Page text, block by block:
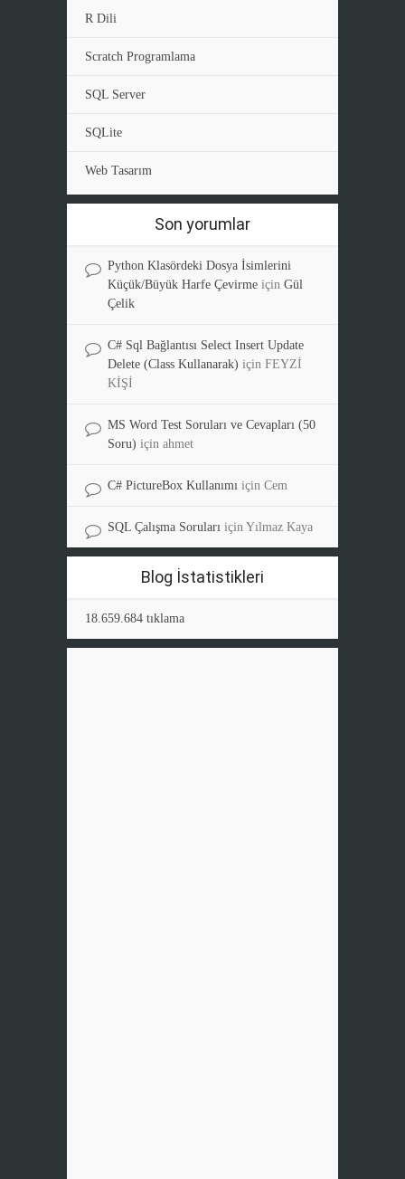
R Dili
Scratch Programlama
SQL Server
SQLite
Web Tasarım
Son yorumlar
Python Klasördeki Dosya İsimlerini
Küçük/Büyük Harfe Çevirme için Gül
Çelik
C# Sql Bağlantısı Select Insert Update
Delete (Class Kullanarak) için FEYZİ
KİŞİ
MS Word Test Soruları ve Cevapları (50
Soru) için ahmet
C# PictureBox Kullanımı için Cem
SQL Çalışma Soruları için Yılmaz Kaya
Blog İstatistikleri
18.659.684 tıklama